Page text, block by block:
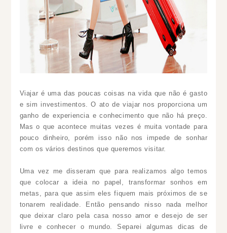
Viajar é uma das poucas coisas na vida que não é gasto
e sim investimentos. O ato de viajar nos proporciona um
ganho de experiencia e conhecimento que não há preço.
Mas o que acontece muitas vezes é muita vontade para
pouco dinheiro, porém isso não nos impede de sonhar
com os vários destinos que queremos visitar.
Uma vez me disseram que para realizamos algo temos
que colocar a ideia no papel, transformar sonhos em
metas, para que assim eles fiquem mais próximos de se
tonarem realidade. Então pensando nisso nada melhor
que deixar claro pela casa nosso amor e desejo de ser
livre e conhecer o mundo. Separei algumas dicas de